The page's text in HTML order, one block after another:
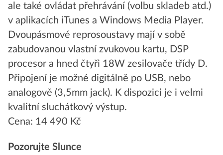
ale také ovládat přehrávání (volbu skladeb atd.)
v aplikacích iTunes a Windows Media Player.
Dvoupásmové reprosoustavy mají v sobě
zabudovanou vlastní zvukovou kartu, DSP
procesor a hned čtyři 18W zesilovače třídy D.
Připojení je možné digitálně po USB, nebo
analogově (3,5mm jack). K dispozici je i velmi
kvalitní sluchátkový výstup.
Cena: 14 490 Kč
Pozorujte Slunce